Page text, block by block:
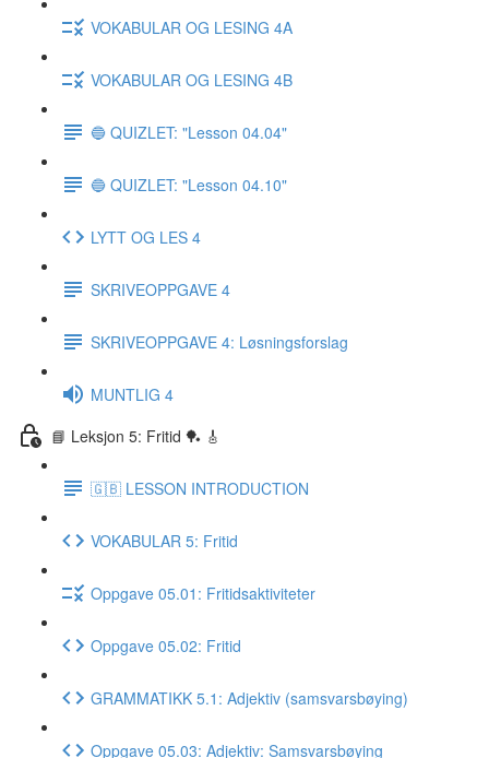
VOKABULAR OG LESING 4A
VOKABULAR OG LESING 4B
🔵 QUIZLET: "Lesson 04.04"
🔵 QUIZLET: "Lesson 04.10"
LYTT OG LES 4
SKRIVEOPPGAVE 4
SKRIVEOPPGAVE 4: Løsningsforslag
MUNTLIG 4
📘 Leksjon 5: Fritid 🏓 🎸
🇬🇧 LESSON INTRODUCTION
VOKABULAR 5: Fritid
Oppgave 05.01: Fritidsaktiviteter
Oppgave 05.02: Fritid
GRAMMATIKK 5.1: Adjektiv (samsvarsbøying)
Oppgave 05.03: Adjektiv: Samsvarsbøying